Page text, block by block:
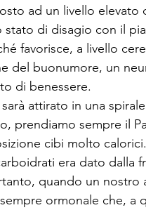
ad un livello elevato
di disagio con il
favorisce, a livello
del buonumore, un
di benessere.
attirato in una
prendiamo sempre il
cibi molto
era dato dalla
quando un nostro
ormonale che, a